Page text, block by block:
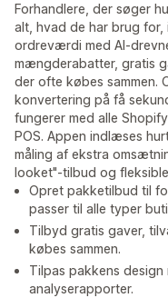
Forhandlere, der søger
alt, hvad de har brug
ordreværdi med AI-
mængderabatter, gratis
der ofte købes sammen.
konvertering på få
fungerer med alle
POS. Appen indlæses
måling af ekstra
looket"-tilbud og
Opret pakketilbud til
passer til alle typer
Tilbyd gratis gaver,
købes sammen.
Tilpas pakkens
analyserapporter.